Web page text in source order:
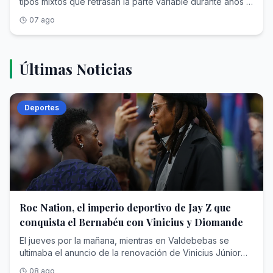
07 ago
Últimas Noticias
Deportes
Roc Nation, el imperio deportivo de Jay Z que
conquista el Bernabéu con Vinicius y Diomande
El jueves por la mañana, mientras en Valdebebas se ultimaba el anuncio de la renovación de Vinicius Júnior hasta el 30 de junio de 2032, un monovolumen negro abandonaba la concentración del RB Leipzig en Saalfelden (Austria) camino del aeropuerto. Dentro viajaba Yan Diomande , diecinueve años, rumbo a Madrid para cerrar un traspaso cifrado en unos 125 millones de euros fijos que, con las variables, podría escalar hasta los 140 y convertirse en el más caro de la historia del club blanco, por encima de los que se pagaron por Cristiano Ronaldo, Bellingham o Hazard. En apenas veinticuatro horas, el Real Madrid anunciaba el blindaje de su estrella y su nuevo fichaje récord.Dos operaciones, dos contratos de más de seis años y una sola autoría. Porque detrás de la nueva ficha de Vinicius —en torno a los 24 millones de euros brutos por temporada— y detrás del extremo marfileño que eligió el Bernabéu pese al cortejo del PSG y del Liverpool está la misma empresa: Roc Nation Sports , la agencia fundada por el rapero y magnate Shawn 'Jay-Z' Carter. Nunca una compañía nacida del hip hop había acumulado tanto poder en el vestuario más institucional del fútbol mundial.Para entender cómo un sello discográfico de Nueva York ha terminado condicionando el presente y el futuro deportivo del club de las quince Copas de Europa hay que recorrer trece años de estrategia empresarial: una venta forzosa en la NBA, un beisbolista arrebatado al agente más temido de América, un sueño brasileño frustrado que acabó resolviéndose comprando una agencia entera y un desembarco europeo que ha concluido donde concluyen todas las conquistas del fútbol: en Chamartín.Jay-Z: De Brooklyn a las grandes estrellasAntes de toparse con Florentino Pérez, Shawn Corey Carter (Brooklyn, 1969) ya había negociado con medio mundo. Criado en las viviendas sociales de Marcy Houses, fundó en 1995 su propio sello, Roc-A-Fella Records, porque ninguna discográfica quiso ficharle; en 2007 vendió su marca de ropa Rocawear por 204 millones de dólares; y en abril de 2008 creó Roc Nation , en alianza con el gigante de conciertos Live Nation, que puso sobre la mesa un contrato inicial de unos 150 millones. Aquello nació como discográfica y hoy es un conglomerado de representación de artistas y deportistas, editorial, cine y televisión, filantropía y moda. Forbes lo consagró en 2019 como el primer rapero milmillonario de la historia y hoy estima su fortuna entre los 2.500 y los 2.800 millones de dólares, un patrimonio en el que la música es ya casi una anécdota frente a operaciones como la firma del contrato con la NFL para producir el espectáculo del descanso de la Super Bowl.Durante un tiempo, el rapero tuvo una participación en los Brooklyn Nets que llegó a su fin en abril de 2013. La normativa de la NBA y de su sindicato de jugadores prohíbe que un propietario de franquicia ejerza a la vez de agente, de modo que Jay-Z tuvo que desprenderse de su parte de la franquicia neoyorquina, adquirida en 2004 por cerca de un millón de dólares: un paquete minúsculo, inferior al 1% y valorado en unos 350.000 dólares, pero de enorme carga simbólica, porque el rapero había sido el rostro de la mudanza de la franquicia de Nueva Jersey a Brooklyn y hasta había intervenido en el diseño de su identidad visual. Vendió para poder sentarse al otro lado de la mesa. En alianza con la agencia CAA (Creative Artists Agency)—con la que rompió relaciones años después— , su primera adquisición fue un golpe de efecto: Robinson Canó , jugador de los Yankees, abandonó a Scott Boras —el agente más temido del béisbol— para firmar con el sello del rapero. Meses después, Canó rubricaba con los Seattle Mariners un contrato de 240 millones de dólares y diez años, uno de los mayores de la historia de las Grandes Ligas. Le siguieron Kevin Durant (NBA)—cliente insignia de aquella primera época, antes de fundar años más tarde su propia firma—, Skylar Diggins (WNBA), Victor Cruz (NFL) o Geno Smith.El planteamiento era una enmienda a la totalidad del oficio. Frente a la vieja escuela europea del agente intermediario —el modelo de Jorge Mendes, que según Forbes ha llegado a manejar más de 950 millones de dólares en contratos activos con comisiones superiores a los 95—, Roc Nation importó la lógica del entretenimiento americano: gestión 360 grados, marca personal, moda, contenido audiovisual e impacto social. La adquisición de TFMHay un nombre que sobrevuela toda esta historia y que nunca llegó a formar parte de la agencia: Neymar . Cuando Roc Nation Sports echó a andar en 2013, ya se rumoreaba que fichar al entonces astro del Santos figuraba entre las máximas prioridades del rapero, que soñaba con convertirlo en el emblema global de su desembarco en el fútbol. No sucedió jamás. Una década después, Jay-Z resolvió el desengaño con una jugada de manual americano: si no puedes comprar la fruta, compra el huerto.El 7 de julio de 2023, Roc Nation Sports International anunció la adquisición de TFM Agency , la agencia de Sao Paulo que representaba a más de un centenar de futbolistas brasileños, rebautizada desde entonces como Roc Nation Sports Brazil. El importe quedó blindado bajo confidencialidad —se estima que fueron unos 450 millones de dólares—, pero el botín estaba en la cartera: Vinicius Júnior, Gabriel Martinelli y la siguiente hornada de perlas, con Endrick a la cabeza. De un plumazo, la nómina futbolística internacional de la casa se triplicó, de unos cuarenta a cerca de ciento veinte jugadores. «En términos de fútbol, Brasil es el centro de todo», proclamó Juan Perez —presidente de la división deportiva desde su nacimiento— al presentar la operación.Al frente quedó el hombre que lo había construido: Frederico Pena , fundador de TFM, que conservó acciones y asumió la presidencia de la filial brasileña junto a sus socios principales. Pena es el cazador de talento sudamericano por antonomasia: ató a Vinicius en su etapa de Flamengo, mucho antes del traspaso que lo llevó al Real Madrid en 2018, y repitió la fórmula con Endrick, amarrado antes de que el club blanco pagara al Palmeiras en torno a 60 millones por un chaval de dieciséis años. Jay-Z no persiguió la firma de Vinicius uno a uno, como persiguió en vano la de Neymar; adquirió directamente la sociedad que ya la custodiaba.La conquista del mercado europeoEl asalto al Viejo Continente tiene fecha y arquitecto. En septiembre de 2019, Roc Nation abrió oficina en Londres y puso al mando a Michael Yormark . La cartera europea creció a golpe de nombres: Kevin De Bruyne y Romelu Lukaku como buques insignia belgas, Axel Witsel, Jerome Boateng, Federico Dimarco, Tyrone Mings, los hermanos Reece y Lauren James o Marcus Rashford, captado en 2020. La propia agencia presume hoy de figurar entre las diez más importantes del fútbol mundial.El músculo americano completa el cuadro. En Estados Unidos, la casa gestiona a estrellas como LaMelo Ball en la NBA, el quarterback Kyler Murray o Saquon Barkley, campeón de la Super Bowl con Filadelfia. Según la última radiografía de Forbes sobre las agencias más valiosas de Norteamérica, Roc Nation Sports ocupa el séptimo puesto, con unos 2.140 millones de dólares en contratos deportivos activos bajo gestión, otros 510 millones en acuerdos extradeportivos , un techo de comisiones estimado en 218 millones y alrededor de 260 clientes. En España, sus hilos se cruzan en el Clásico: además de Vinicius y Endrick en el Real Madrid, representa a Marc Bernal, el prometedor mediocentro azulgrana que el Barcelona blindó hasta 2029 con una cláusula de 500 millones.Y en mayo de este año llegó el matiz que define la nueva era: los clubes ya no solo negocian contra Roc Nation; ahora también la contratan. La agencia, que ya promociona la marca de la Serie A italiana en Estados Unidos, anunció el pasado 14 de mayo una alianza estratégica con el Chelsea por la que asumirá el crecimiento de la marca del club londinense y su conexión con el público estadounidense, a caballo entre el fútbol, la música y la cultura pop, con camiseta de edición limitada firmada por DJ Khaled incluida. El cazador se ha hecho también guardabosques: la misma empresa que tensa a los clubes en los despachos es la que otros clubes pagan para seducir al aficionado del futuro.El colofón en el MadridY así se llega al verano de 2026, el de la doble exhibición de fuerza en Chamartín. La historia de Yan Diomande parece escrita para el modelo Roc Nation: hace apenas dos años jugaba en la academia DME de Daytona Beach, en Florida; el Leganés lo rescató para su filial, el Leipzig ejecutó su cláusula por 20 millones en julio de 2025 y el marfileño respondió con la mejor temporada de un debutante en la Bundesliga, doce goles y ocho asistencias, antes de brillar con Costa de Marfil en el Mundial. El chico de Abiyán, que creció idolatrando a Cristiano Ronaldo, eligió el Bernabéu. La renovación de Vinicius fue un pulso más largo y más áspero: más de dieciocho meses de tira y afloja en los que llegó a darse por imposible mientras la relación del brasileño con Xabi Alonso, despedido tras solo 34 partidos, siguiera condicionando el vestuario que ahora dirige José Mourinho . El club, fiel a su liturgia, mantuvo su cláusula intacta en los 1.000 millones. Y sobre la mesa planeó siempre la palanca perfecta: una supuesta oferta desde el fútbol saudí que hubiese cambiado el panorama deportivo.El madridismo reconocerá la escena. En 2013 y en 2016, Jorge Mendes protagonizó pulsos idénticos con Florentino Pérez para renovar a Cristiano Ronaldo con la exigencia de mantenerlo en la cima salarial del planeta —en la cual había ascendido Leo Messi— y la misma cláusula simbólica de 1.000 millones. Ha cambiado el acento del negociador —del portugués de Gestifute al inglés corporativo de Michael Yormark—, no la naturaleza del pulso. La diferencia principal, con respecto a 2016, es que Yormark ha conseguido lo que Mendes no pudo: Vinicius vestirá de blanco cobrando un salario que le satisface. Dos contratos hasta 2032,
08 ago